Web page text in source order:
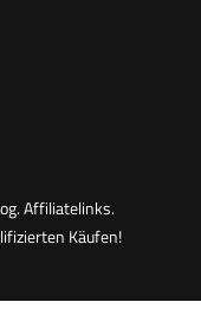
Affiliatelinks.
Käufen!